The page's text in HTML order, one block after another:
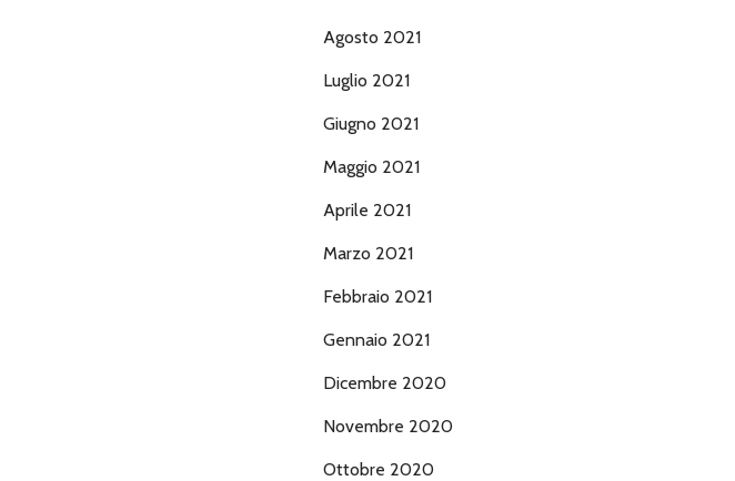
Agosto 2021
Luglio 2021
Giugno 2021
Maggio 2021
Aprile 2021
Marzo 2021
Febbraio 2021
Gennaio 2021
Dicembre 2020
Novembre 2020
Ottobre 2020